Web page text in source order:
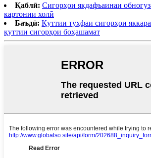
Қаблӣ: Сигорҳои якдафъаинаи
картонии холӣ
Баъдӣ: Қуттии тӯҳфаи сигорҳои
қуттии сигорҳои боҳашамат